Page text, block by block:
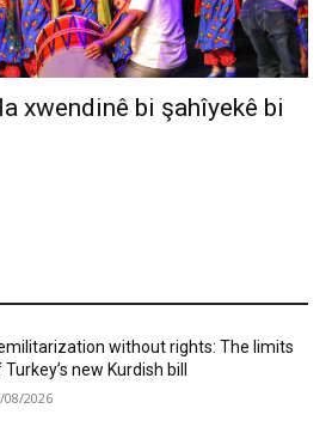
xwendinê bi şahîyekê bi
without rights: The limits
Turkey’s new Kurdish bill
08/2026